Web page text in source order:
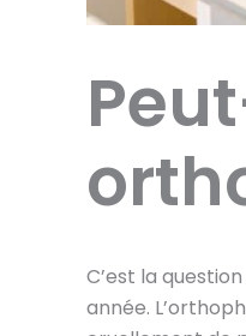
C’est la
année.